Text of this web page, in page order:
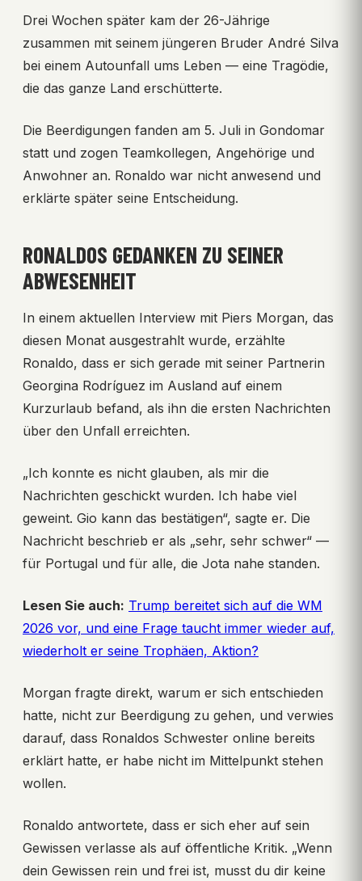
Drei Wochen später kam der 26-Jährige
zusammen mit seinem jüngeren Bruder André Silva
bei einem Autounfall ums Leben — eine Tragödie,
die das ganze Land erschütterte.
Die Beerdigungen fanden am 5. Juli in Gondomar
statt und zogen Teamkollegen, Angehörige und
Anwohner an. Ronaldo war nicht anwesend und
erklärte später seine Entscheidung.
RONALDOS GEDANKEN ZU SEINER
ABWESENHEIT
In einem aktuellen Interview mit Piers Morgan, das
diesen Monat ausgestrahlt wurde, erzählte
Ronaldo, dass er sich gerade mit seiner Partnerin
Georgina Rodríguez im Ausland auf einem
Kurzurlaub befand, als ihn die ersten Nachrichten
über den Unfall erreichten.
„Ich konnte es nicht glauben, als mir die
Nachrichten geschickt wurden. Ich habe viel
geweint. Gio kann das bestätigen“, sagte er. Die
Nachricht beschrieb er als „sehr, sehr schwer“ —
für Portugal und für alle, die Jota nahe standen.
Lesen Sie auch: Trump bereitet sich auf die WM
2026 vor, und eine Frage taucht immer wieder auf,
wiederholt er seine Trophäen, Aktion?
Morgan fragte direkt, warum er sich entschieden
hatte, nicht zur Beerdigung zu gehen, und verwies
darauf, dass Ronaldos Schwester online bereits
erklärt hatte, er habe nicht im Mittelpunkt stehen
wollen.
Ronaldo antwortete, dass er sich eher auf sein
Gewissen verlasse als auf öffentliche Kritik. „Wenn
dein Gewissen rein und frei ist, musst du dir keine